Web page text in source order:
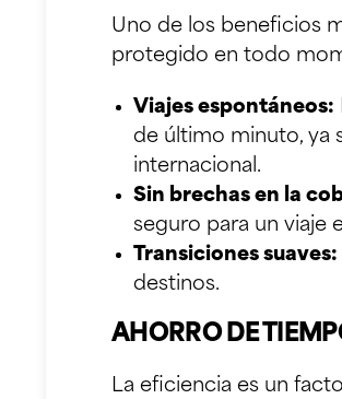
Uno de los beneficios
protegido en todo
Viajes espontáneos:
de último minuto, ya
internacional.
Sin brechas en la
seguro para un viaje
Transiciones suaves:
destinos.
AHORRO DE
La eficiencia es un